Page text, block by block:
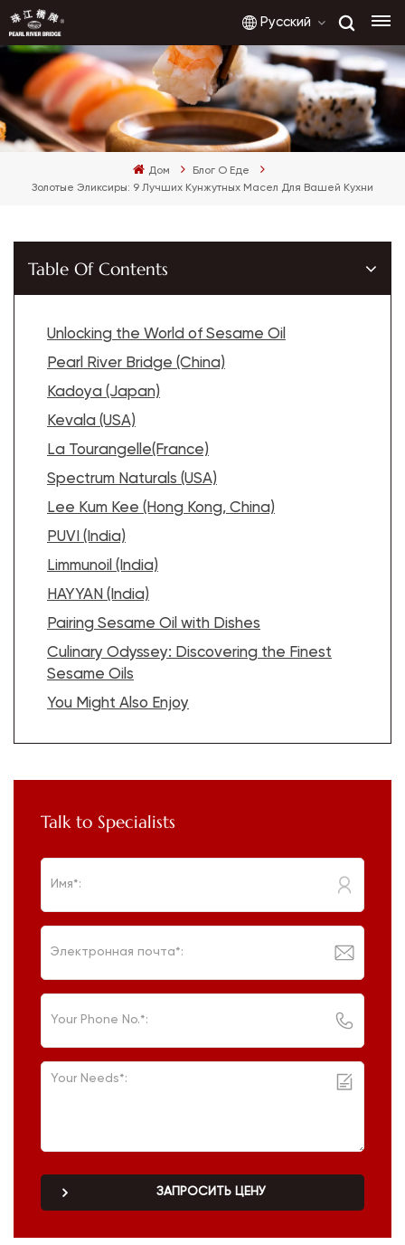
Русский
English
français
العربية
Дом
Блог О Еде
Золотые Эликсиры: 9 Лучших Кунжутных Масел Для Вашей Кухни
Table Of Contents
Unlocking the World of Sesame Oil
Pearl River Bridge (China)
Kadoya (Japan)
Kevala (USA)
La Tourangelle(France)
Spectrum Naturals (USA)
Lee Kum Kee (Hong Kong, China)
PUVI (India)
Limmunoil (India)
HAYYAN (India)
Pairing Sesame Oil with Dishes
Culinary Odyssey: Discovering the Finest
Sesame Oils
You Might Also Enjoy
Talk to Specialists
ЗАПРОСИТЬ ЦЕНУ